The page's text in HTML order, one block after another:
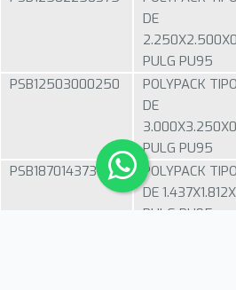
DE
PULG PU95
PSB12503000250
POLYPACK
DE
PULG PU95
PSB18701437312
POLYPACK
DE
PULG PU95